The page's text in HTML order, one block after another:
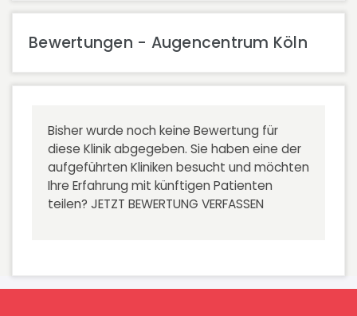
Bewertungen - Augencentrum Köln
Bisher wurde noch keine Bewertung für
diese Klinik abgegeben. Sie haben eine der
aufgeführten Kliniken besucht und möchten
Ihre Erfahrung mit künftigen Patienten
teilen? JETZT BEWERTUNG VERFASSEN